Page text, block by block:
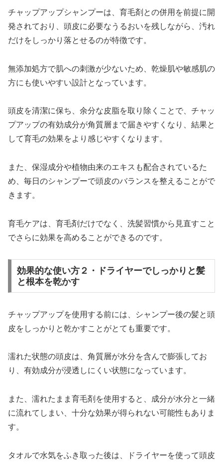
チャップアップシャンプーは、育毛剤との併用を前提に開
発されており、頭皮に必要なうるおいを残しながら、汚れ
だけをしっかり落とせるのが特徴です。
無添加処方で肌への刺激が少ないため、乾燥肌や敏感肌の
方にも使いやすい設計となっています。
頭皮を清潔に保ち、余分な皮脂を取り除くことで、チャッ
プアップの有効成分が角質層まで届きやすくなり、結果と
して育毛の効果をより感じやすくなります。
また、保湿成分や植物由来のエキスも配合されているた
め、毎日のシャンプーで頭皮のバランスを整えることがで
きます。
育毛ケアは、育毛剤だけでなく、洗髪習慣から見直すこと
でさらに効果を高めることができるのです。
効果的な使い方２・ドライヤーでしっかりと髪
と根本を乾かす
チャップアップを使用する前には、シャンプー後の髪と頭
皮をしっかりと乾かすことがとても重要です。
濡れた状態の頭皮は、角質層が水分を含んで膨張してお
り、有効成分が浸透しにくい状態になっています。
また、濡れたまま育毛剤を使用すると、成分が水分と一緒
に流れてしまい、十分な効果が得られない可能性もありま
す。
タオルで水気をふき取った後は、ドライヤーを使って頭皮